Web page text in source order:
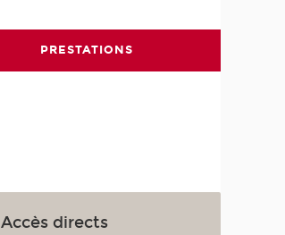
PRESTATIONS
Accès directs